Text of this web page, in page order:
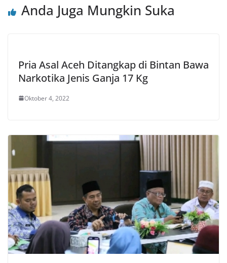
Anda Juga Mungkin Suka
Pria Asal Aceh Ditangkap di Bintan Bawa
Narkotika Jenis Ganja 17 Kg
Oktober 4, 2022